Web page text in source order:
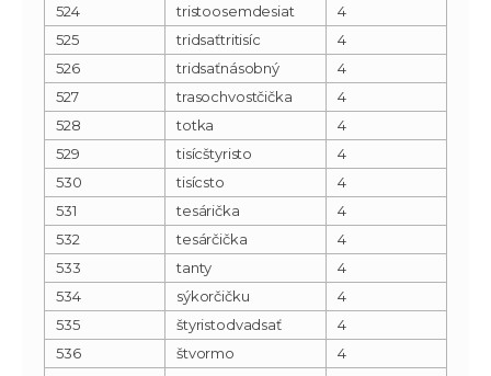
524
tristoosemdesiat
4
525
tridsaťtritisíc
4
526
tridsaťnásobný
4
527
trasochvostčička
4
528
totka
4
529
tisícštyristo
4
530
tisícsto
4
531
tesárička
4
532
tesárčička
4
533
tanty
4
534
sýkorčičku
4
535
štyristodvadsať
4
536
štvormo
4